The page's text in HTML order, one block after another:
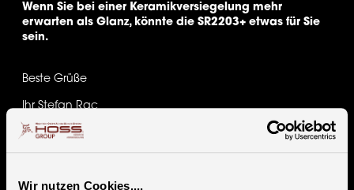
Wir nutzen Cookies....
Wenn Sie bei einer Keramikversiegelung mehr
erwarten als Glanz, könnte die SR2203+ etwas für Sie
sein.
Beste Grüße
Ihr Stefan Rac